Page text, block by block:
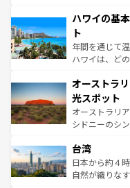
着のスイス情
のような巨大
ンメントが詰
西部には大自
ストーン国立
文化が魅力。
しみながら、
るだろう。車
ならではの贅沢な旅の
情報は コンテ
ハワイの基
ト
年間を通じて
ハワイは、ど
ワイ島は見逃
島だが、静か
おすすめ。エ
文化や歴史が
人々、おいし
ク、伝統的な
っている。訪
オーストラ
光スポット
オーストラリ
シドニーのシ
リアリーフや
ク）、タスマ
ど、見どころ
台湾
日本から約４
自然が織りな